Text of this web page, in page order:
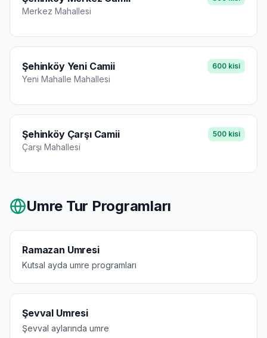
Merkez Mahallesi
Şehinköy Yeni Camii
Yeni Mahalle Mahallesi
600 kisi
Şehinköy Çarşı Camii
Çarşı Mahallesi
500 kisi
Umre Tur Programları
Ramazan Umresi
Kutsal ayda umre programları
Şevval Umresi
Şevval aylarında umre